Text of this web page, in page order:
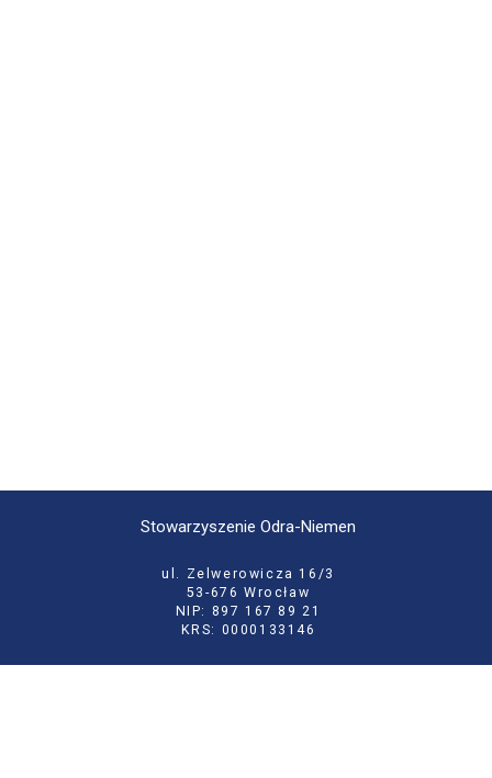
Stowarzyszenie Odra-Niemen
ul. Zelwerowicza 16/3
53-676 Wrocław
NIP: 897 167 89 21
KRS: 0000133146